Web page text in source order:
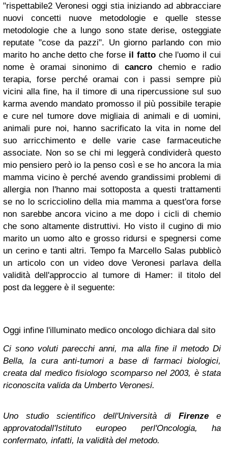
"rispettabile2 Veronesi oggi stia iniziando ad abbracciare
nuovi concetti nuove metodologie e quelle stesse
metodologie che a lungo sono state derise, osteggiate
reputate "cose da pazzi". Un giorno parlando con mio
marito ho anche detto che forse il fattoche l'uomo il cui
nome è oramai sinonimo dicancro chemio e radio
terapia, forse perché oramai con i passi sempre più
vicini alla fine, ha il timore di una ripercussione sul suo
karma avendo mandato promosso il più possibile terapie
e cure nel tumore dove migliaia di animali e di uomini,
animali pure noi, hanno sacrificato la vita in nome del
suo arricchimento e delle varie case farmaceutiche
associate. Non so se chi mi leggerà condividerà questo
mio pensiero però io la penso così e se ho ancora la mia
mamma vicino è perché avendo grandissimi problemi di
allergia non l'hanno mai sottoposta a questi trattamenti
se no lo scricciolino della mia mamma a quest'ora forse
non sarebbe ancora vicino a me dopo i cicli di chemio
che sono altamente distruttivi. Ho visto il cugino di mio
marito un uomo alto e grosso ridursi e spegnersi come
un cerino e tanti altri. Tempo fa Marcello Salas pubblicò
un articolo con un video dove Veronesi parlava della
validità dell'approccio al tumore di Hamer: il titolo del
post da leggere è il seguente:
Oggi infine l'illuminato medico oncologo dichiara dal sito
Ci sono voluti parecchi anni, ma alla fine il metodo Di
Bella, la cura anti-tumori a base di farmaci biologici,
creata dal medico fisiologo scomparso nel 2003, è stata
riconoscita valida da Umberto Veronesi.
Uno studio scientifico dell'Università di Firenzee
approvatodall'Istituto europeo perl'Oncologia, ha
confermato, infatti, la validità del metodo.